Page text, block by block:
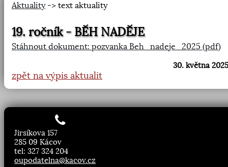
Aktuality-> text aktuality
19. ročník - BĚH NADĚJE
Stáhnout dokument: pozvanka Beh_nadeje_2025 (pdf)
30. května
zpět na výpis aktualit
Jirsíkova 157
285 09 Kácov
tel: 327 324 204
oupodatelna@kacov.cz